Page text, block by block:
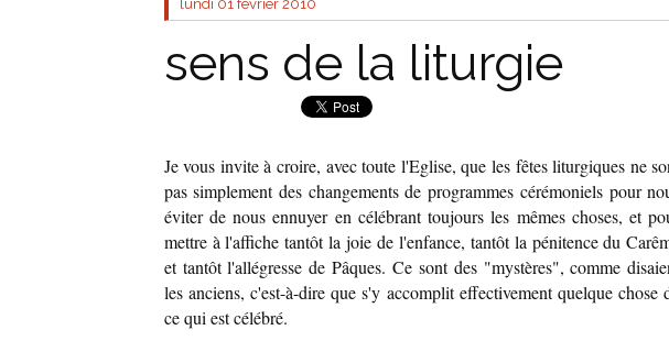
lundi 01 février 2010
sens de la liturgie
Je vous invite à croire, avec toute l'Eglise, que les fêtes liturgiques ne
pas simplement des changements de programmes cérémoniels pour
éviter de nous ennuyer en célébrant toujours les mêmes choses, et
mettre à l'affiche tantôt la joie de l'enfance, tantôt la pénitence du
et tantôt l'allégresse de Pâques. Ce sont des "mystères", comme
les anciens, c'est-à-dire que s'y accomplit effectivement quelque chose
ce qui est célébré.